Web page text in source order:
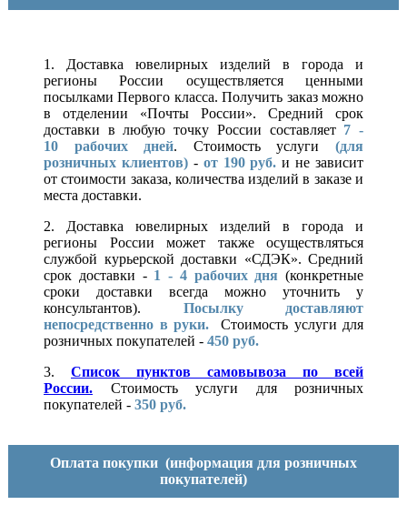
1. Доставка ювелирных изделий в города и
регионы России осуществляется ценными
посылками Первого класса. Получить заказ можно
в отделении «Почты России». Средний срок
доставки в любую точку России составляет 7 -
10 рабочих дней. Стоимость услуги(для
розничных клиентов)- от 190 руб. и не зависит
от стоимости заказа, количества изделий в заказе и
места доставки.
2. Доставка ювелирных изделий в города и
регионы России может также осуществляться
службой курьерской доставки «СДЭК». Средний
срок доставки - 1 - 4 рабочих дня (конкретные
сроки доставки всегда можно уточнить у
консультантов). Посылку доставляют
непосредственно в руки.
Стоимость услуги для
розничных покупателей - 450 руб.
3. Список пунктов самовывоза по всей
России.
Стоимость услуги для розничных
покупателей - 350 руб.
Оплата покупки (информация для розничных
покупателей)